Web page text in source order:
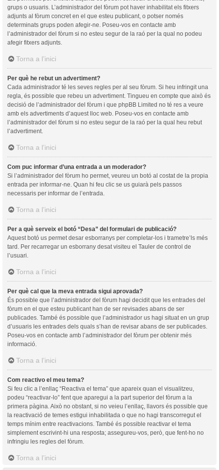
grups o usuaris. L’administrador del fòrum pot haver inhabilitat els fitxers
adjunts al fòrum concret en el que esteu publicant, o potser només
determinats grups poden afegir-ne. Poseu-vos en contacte amb
l’administrador del fòrum si no esteu segur de la raó per la qual no podeu
afegir fitxers adjunts.
Torna a l’inici
Per què he rebut un advertiment?
Cada administrador té les seves regles per al seu fòrum. Si heu infringit una
regla, és possible que rebeu un advertiment. Tingueu en compte que això és
decisió de l’administrador del fòrum i que phpBB Limited no té res a veure
amb els advertiments d’aquest lloc web. Poseu-vos en contacte amb
l’administrador del fòrum si no esteu segur de la raó per la qual heu rebut
l’advertiment.
Torna a l’inici
Com puc informar d’una entrada a un moderador?
Si l’administrador del fòrum ho permet, veureu un botó al costat de la propia
entrada per informar-ne. Quan hi feu clic se us guiarà pels passos
necessaris per informar de l’entrada.
Torna a l’inici
Per a què serveix el botó “Desa” del formulari de publicació?
Aquest botó us permet desar esborranys per completar-los i trametre’ls més
tard. Per recarregar un esborrany desat visiteu el Tauler de control de
l’usuari.
Torna a l’inici
Per què cal que la meva entrada sigui aprovada?
És possible que l’administrador del fòrum hagi decidit que les entrades del
fòrum en el que esteu publicant han de ser revisades abans de ser
publicades. També és possible que l’administrador us hagi situat en un grup
d’usuaris les entrades dels quals s’han de revisar abans de ser publicades.
Poseu-vos en contacte amb l’administrador del fòrum per obtenir més
informació.
Torna a l’inici
Com reactivo el meu tema?
Si feu clic a l’enllaç “Reactiva el tema” que apareix quan el visualitzeu,
podeu “reactivar-lo” fent que aparegui a la part superior del fòrum a la
primera pàgina. Això no obstant, si no veieu l’enllaç, llavors és possible que
la reactivació de temes estigui inhabilitada o que no hagi transcorregut el
temps mínim entre reactivacions. També és possible reactivar el tema
simplement escrivint-hi una resposta; assegureu-vos, però, que fent-ho no
infringiu les regles del fòrum.
Torna a l’inici